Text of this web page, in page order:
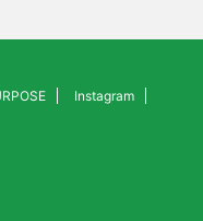
Instagram